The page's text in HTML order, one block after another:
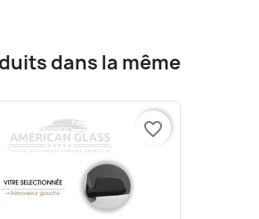
dans la même
favorite_border